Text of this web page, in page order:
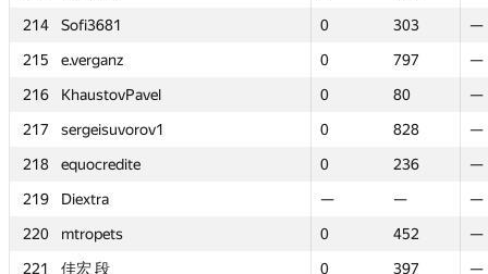
214
Sofi3681 0 303
—
215
e.verganz 0 797
—
216
KhaustovPavel 0 80
—
217
sergeisuvorov1 0 828
—
218
equocredite 0 236
—
219
Diextra — —
—
220
mtropets 0 452
—
221
佳宏 段 0 397
—
214
Sofi3681 0 303
—
215
e.verganz 0 797
—
216
KhaustovPavel 0 80
—
217
sergeisuvorov1 0 828
—
218
equocredite 0 236
—
219
Diextra — —
—
220
mtropets 0 452
—
221
佳宏 段 0 397
—